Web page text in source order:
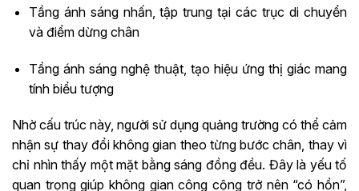
Tầng ánh sáng nhấn, tập trung tại các trục di chuyển
và điểm dừng chân
Tầng ánh sáng nghệ thuật, tạo hiệu ứng thị giác mang
tính biểu tượng
Nhờ cấu trúc này, người sử dụng quảng trường có thể cảm
nhận sự thay đổi không gian theo từng bước chân, thay vì
chỉ nhìn thấy một mặt bằng sáng đồng đều. Đây là yếu tố
quan trọng giúp không gian công cộng trở nên “có hồn”,